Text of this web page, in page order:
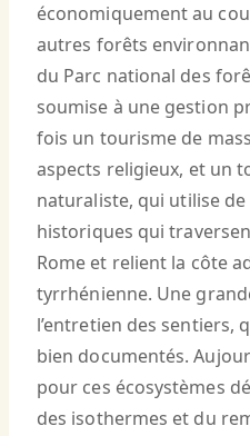
économiquement au
autres forêts
du Parc national des
soumise à une gestion
fois un tourisme de
aspects religieux, et un
naturaliste, qui utilise
historiques qui
Rome et relient la côte
tyrrhénienne. Une
l’entretien des sentiers,
bien documentés.
pour ces écosystèmes
des isothermes et du